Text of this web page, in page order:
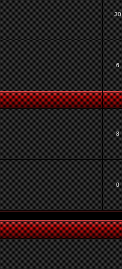
30
6
8
0